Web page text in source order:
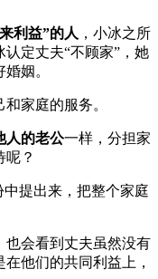
利益”的人 ，小冰之所
定丈夫“不顾家”，她
姻。
家庭的服务。
人的老公一样，分担家
呢？
提出来，把整个家庭
也会看到丈夫虽然没有
他们的共同利益上，